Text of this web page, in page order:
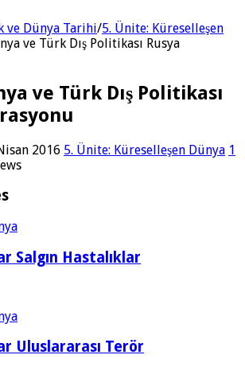
ve Dünya Tarihi/5. Ünite: Küreselleşen
ve Türk Dış Politikası Rusya
ve Türk Dış Politikası
2016 5. Ünite: Küreselleşen Dünya 1
Salgın Hastalıklar
Uluslararası Terör